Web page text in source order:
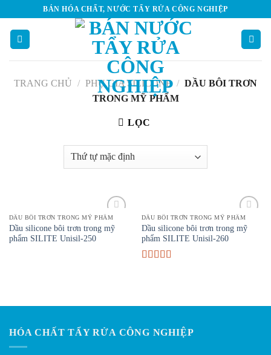
content
BÁN HÓA CHẤT, NƯỚC TẨY RỬA CÔNG NGHIỆP
TRANG CHỦ / PHỤ GIA SILICONE / DẦU BÔI TRƠN
TRONG MỸ PHẨM
LỌC
Wishlist
DẦU BÔI TRƠN TRONG MỸ PHẨM
Dầu silicone bôi trơn trong mỹ
phẩm SILITE Unisil-250
Wishlist
DẦU BÔI TRƠN TRONG MỸ PHẨM
Dầu silicone bôi trơn trong mỹ
phẩm SILITE Unisil-260
HÓA CHẤT TẨY RỬA CÔNG NGHIỆP